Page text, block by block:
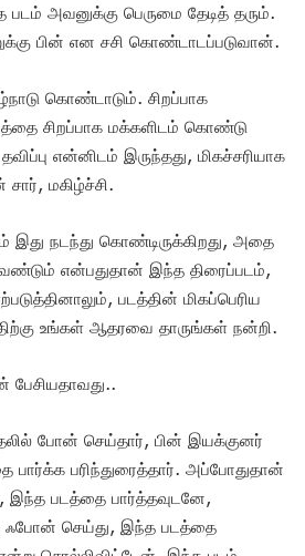
அவனுக்கு பெருமை தேடித் தரும்.
பின் என சசி கொண்டாடப்படுவான்.
கொண்டாடும். சிறப்பாக
சிறப்பாக மக்களிடம் கொண்டு
என்னிடம் இருந்தது, மிகச்சரியாக
சார், மகிழ்ச்சி.
இது நடந்து கொண்டிருக்கிறது, அதை
என்பதுதான் இந்த திரைப்படம்,
படத்தின் மிகப்பெரிய
உங்கள் ஆதரவை தாருங்கள் நன்றி.
பேசியதாவது..
போன் செய்தார், பின் இயக்குனர்
பரிந்துரைத்தார். அப்போதுதான்
படத்தை பார்த்தவுடனே,
ஃபோன் செய்து, இந்த படத்தை